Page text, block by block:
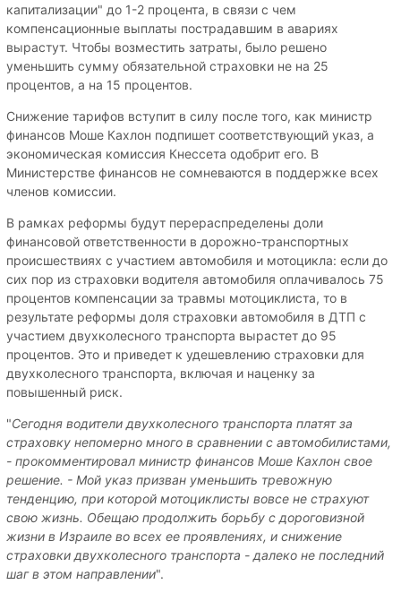
капитализации" до 1-2 процента, в связи с чем
компенсационные выплаты пострадавшим в авариях
вырастут. Чтобы возместить затраты, было решено
уменьшить сумму обязательной страховки не на 25
процентов, а на 15 процентов.
Снижение тарифов вступит в силу после того, как министр
финансов Моше Кахлон подпишет соответствующий указ, а
экономическая комиссия Кнессета одобрит его. В
Министерстве финансов не сомневаются в поддержке всех
членов комиссии.
В рамках реформы будут перераспределены доли
финансовой ответственности в дорожно-транспортных
происшествиях с участием автомобиля и мотоцикла: если до
сих пор из страховки водителя автомобиля оплачивалось 75
процентов компенсации за травмы мотоциклиста, то в
результате реформы доля страховки автомобиля в ДТП с
участием двухколесного транспорта вырастет до 95
процентов. Это и приведет к удешевлению страховки для
двухколесного транспорта, включая и наценку за
повышенный риск.
"Сегодня водители двухколесного транспорта платят за
страховку непомерно много в сравнении с автомобилистами,
- прокомментировал министр финансов Моше Кахлон свое
решение. - Мой указ призван уменьшить тревожную
тенденцию, при которой мотоциклисты вовсе не страхуют
свою жизнь. Обещаю продолжить борьбу с дороговизной
жизни в Израиле во всех ее проявлениях, и снижение
страховки двухколесного транспорта - далеко не последний
шаг в этом направлении".